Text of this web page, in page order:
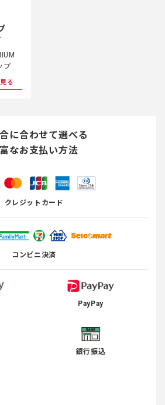
プ
る
に合わせて選べる
なお支払い方法
クレジットカード
コンビニ決済
PayPay
銀行振込